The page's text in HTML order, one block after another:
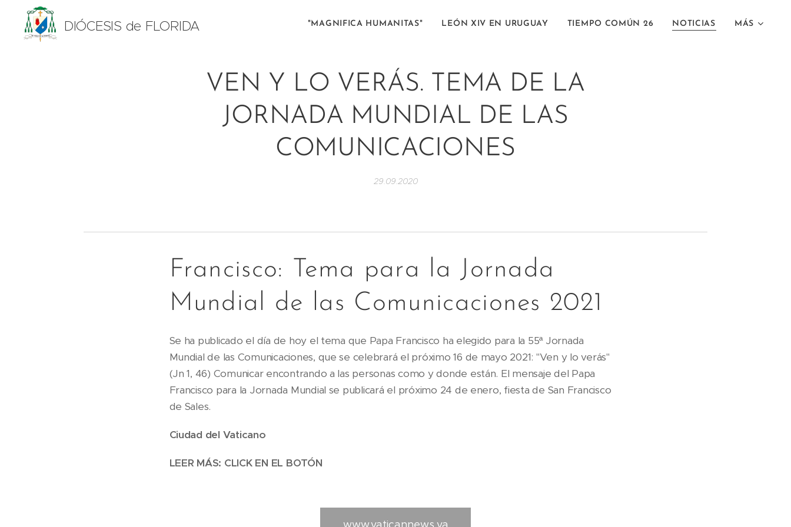
DIÓCESIS de FLORIDA "MAGNIFICA HUMANITAS" LEÓN XIV EN URUGUAY TIEMPO COMÚN 26 NOTICIAS MÁS
VEN Y LO VERÁS. TEMA DE LA
JORNADA MUNDIAL DE LAS
COMUNICACIONES
29.09.2020
Francisco: Tema para la Jornada
Mundial de las Comunicaciones 2021
Se ha publicado el día de hoy el tema que Papa Francisco ha elegido para la 55ª Jornada
Mundial de las Comunicaciones, que se celebrará el próximo 16 de mayo 2021: "Ven y lo verás"
(Jn 1, 46) Comunicar encontrando a las personas como y donde están. El mensaje del Papa
Francisco para la Jornada Mundial se publicará el próximo 24 de enero, fiesta de San Francisco
de Sales.
Ciudad del Vaticano
LEER MÁS: CLICK EN EL BOTÓN